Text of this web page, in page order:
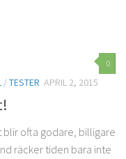
0
/TESTER APRIL 2, 2015
blir ofta godare, billigare
räcker tiden bara inte